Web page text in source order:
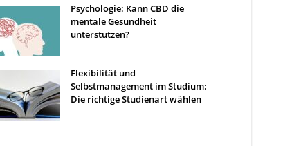
Psychologie: Kann CBD die
mentale Gesundheit
unterstützen?
Flexibilität und
Selbstmanagement im Studium:
Die richtige Studienart wählen